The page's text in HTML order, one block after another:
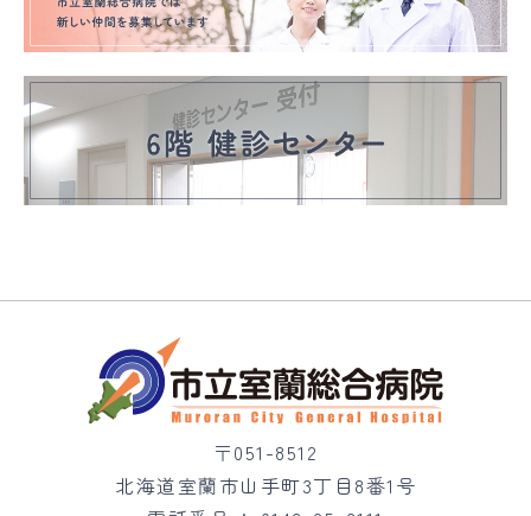
〒051-8512
北海道室蘭市山手町3丁目8番1号